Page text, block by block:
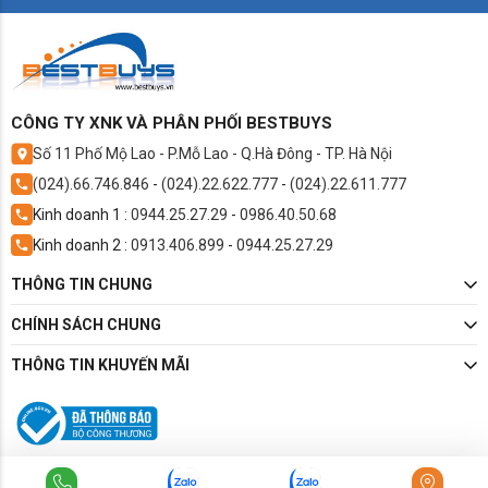
hình – âm
Thiết kế viền siêu mỏng, tối ưu không gian sống
Tivi TCL thế hệ 2025 đang được đánh giá là đáng mua
hàng đầu trong tầm giá 6–30 triệu đồng.
🔍 Tivi TCL có tốt không ?
Đây là câu hỏi được rất nhiều người dùng quan tâm.
CÔNG TY XNK VÀ PHÂN PHỐI BESTBUYS
Số 11 Phố Mộ Lao - P.Mỗ Lao - Q.Hà Đông - TP. Hà Nội
(024).66.746.846 - (024).22.622.777 - (024).22.611.777
Kinh doanh 1 : 0944.25.27.29 - 0986.40.50.68
Kinh doanh 2 : 0913.406.899 - 0944.25.27.29
THÔNG TIN CHUNG
CHÍNH SÁCH CHUNG
THÔNG TIN KHUYẾN MÃI